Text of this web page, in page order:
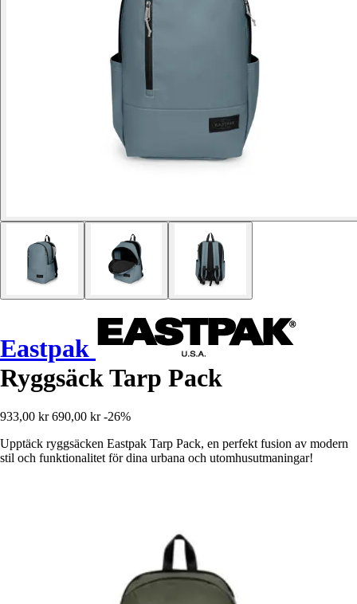
Eastpak
Ryggsäck Tarp Pack
933,00 kr 690,00 kr -26%
Upptäck ryggsäcken Eastpak Tarp Pack, en perfekt fusion av modern
stil och funktionalitet för dina urbana och utomhusutmaningar!